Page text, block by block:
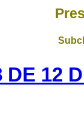
DE 12